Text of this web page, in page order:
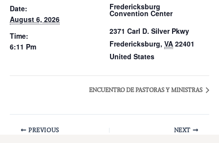
Date:
August 6, 2026
Time:
6:11 Pm
Fredericksburg
Convention Center
2371 Carl D. Silver Pkwy
Fredericksburg, VA 22401
United States
ENCUENTRO DE PASTORAS Y MINISTRAS
PREVIOUS NEXT